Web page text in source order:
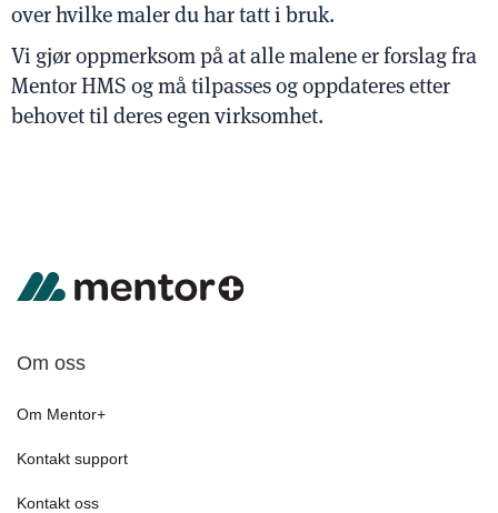
over hvilke maler du har tatt i bruk.
Vi gjør oppmerksom på at alle malene er forslag fra
Mentor HMS og må tilpasses og oppdateres etter
behovet til deres egen virksomhet.
Om oss
Om Mentor+
Kontakt support
Kontakt oss